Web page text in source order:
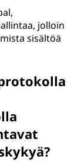
jolloin
sisältöä